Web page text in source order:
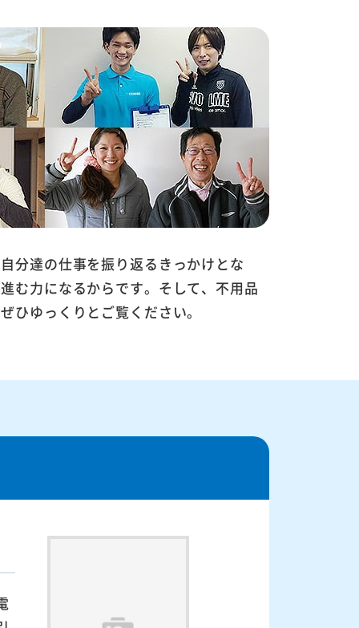
分達の仕事を振り返るきっかけとな
む力になるからです。そして、不用品
ゆっくりとご覧ください。